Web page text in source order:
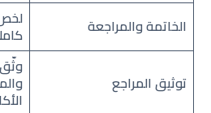
الخاتمة والمراجعة
لخص
كاملاً
توثيق المراجع